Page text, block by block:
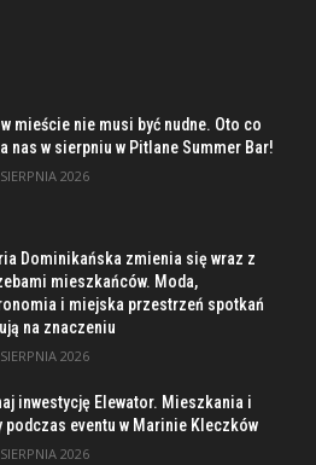
mieście nie musi być nudne. Oto co
nas w sierpniu w Pitlane Summer Bar!
2026
Dominikańska zmienia się wraz z
mieszkańców. Moda,
i miejska przestrzeń spotkań
na znaczeniu
2026
inwestycję Elewator. Mieszkania i
podczas eventu w Marinie Kleczków
2026